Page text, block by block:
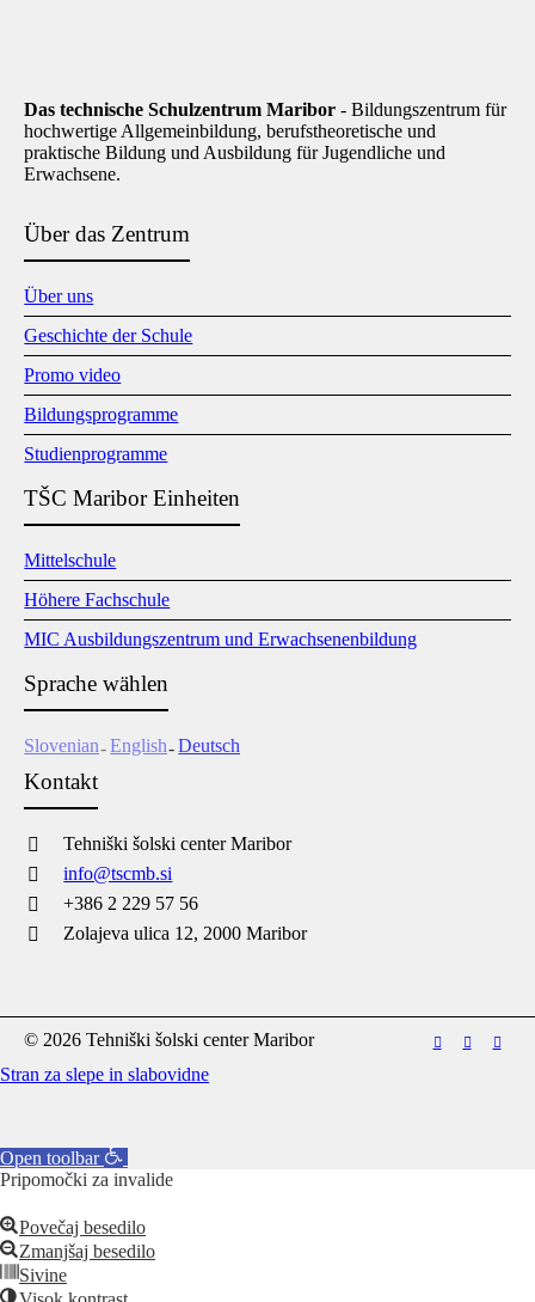
Das technische Schulzentrum Maribor- Bildungszentrum für
hochwertige Allgemeinbildung, berufstheoretische und
praktische Bildung und Ausbildung für Jugendliche und
Erwachsene.
Über das Zentrum
Über uns
Geschichte der Schule
Promo video
Bildungsprogramme
Studienprogramme
TŠC Maribor Einheiten
Mittelschule
Höhere Fachschule
MIC Ausbildungszentrum und Erwachsenenbildung
Sprache wählen
Slovenian English Deutsch
Kontakt
Tehniški šolski center Maribor
info@tscmb.si
+386 2 229 57 56
Zolajeva ulica 12, 2000 Maribor
© 2026 Tehniški šolski center Maribor
Stran za slepe in slabovidne
Open toolbar
Pripomočki za invalide
Povečaj besedilo
Zmanjšaj besedilo
Sivine